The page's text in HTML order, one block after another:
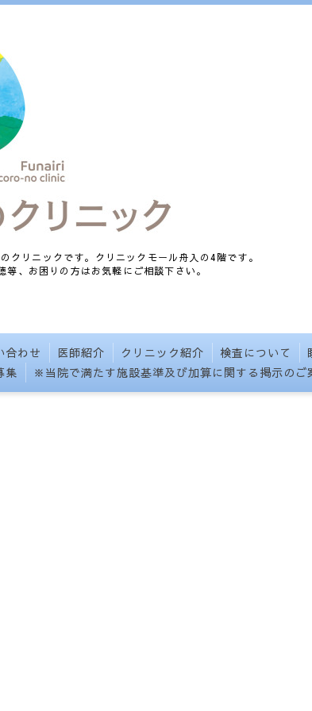
リニックです。クリニックモール舟入の4階です。
、お困りの方はお気軽にご相談下さい。
合わせ 医師紹介 クリニック紹介 検査について
集 ※当院で満たす施設基準及び加算に関する掲示のご